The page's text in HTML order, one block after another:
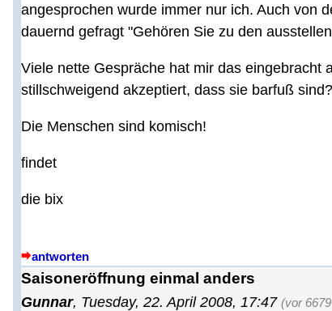
angesprochen wurde immer nur ich. Auch von
dauernd gefragt "Gehören Sie zu den
Viele nette Gespräche hat mir das eingebracht
stillschweigend akzeptiert, dass sie barfuß
Die Menschen sind komisch!
findet
die bix
antworten
Saisoneröffnung einmal anders
Gunnar, Tuesday, 22. April 2008, 17:47 (vor